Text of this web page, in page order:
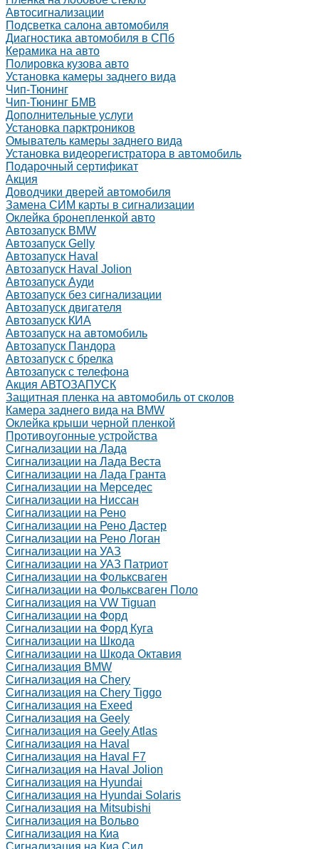
Автосигнализации
Подсветка салона автомобиля
Диагностика автомобиля в СПб
Керамика на авто
Полировка кузова авто
Установка камеры заднего вида
Чип-Тюнинг
Чип-Тюнинг БМВ
Дополнительные услуги
Установка парктроников
Омыватель камеры заднего вида
Установка видеорегистратора в автомобиль
Подарочный сертификат
Акция
Доводчики дверей автомобиля
Замена СИМ карты в сигнализации
Оклейка бронепленкой авто
Автозапуск BMW
Автозапуск Gelly
Автозапуск Haval
Автозапуск Haval Jolion
Автозапуск Ауди
Автозапуск без сигнализации
Автозапуск двигателя
Автозапуск КИА
Автозапуск на автомобиль
Автозапуск Пандора
Автозапуск с брелка
Автозапуск с телефона
Акция АВТОЗАПУСК
Защитная пленка на автомобиль от сколов
Камера заднего вида на BMW
Оклейка крыши черной пленкой
Противоугонные устройства
Сигнализации на Лада
Сигнализации на Лада Веста
Сигнализации на Лада Гранта
Сигнализации на Мерседес
Сигнализации на Ниссан
Сигнализации на Рено
Сигнализации на Рено Дастер
Сигнализации на Рено Логан
Сигнализации на УАЗ
Сигнализации на УАЗ Патриот
Сигнализации на Фольксваген
Сигнализации на Фольксваген Поло
Сигнализация на VW Tiguan
Сигнализации на Форд
Сигнализации на Форд Куга
Сигнализации на Шкода
Сигнализации на Шкода Октавия
Сигнализация BMW
Сигнализация на Chery
Сигнализация на Chery Tiggo
Сигнализация на Exeed
Сигнализация на Geely
Сигнализация на Geely Atlas
Сигнализация на Haval
Сигнализация на Haval F7
Сигнализация на Haval Jolion
Сигнализация на Hyundai
Сигнализация на Hyundai Solaris
Сигнализация на Mitsubishi
Сигнализация на Вольво
Сигнализация на Киа
Сигнализация на Киа Cид